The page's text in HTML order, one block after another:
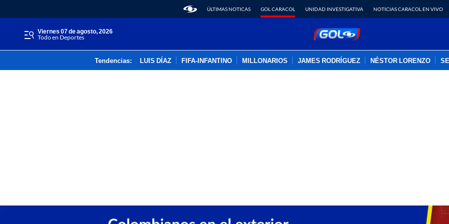
ÚLTIMAS NOTICAS GOL CARACOL UNIDAD INVESTIGATIVA NOTICIAS CARACOL EN VIVO
viernes 07 de agosto, 2026
Todo en Deportes
Tendencias: LUIS DÍAZ FIFA-INFANTINO MILLONARIOS JAMES RODRÍGUEZ NÉSTOR LORENZO